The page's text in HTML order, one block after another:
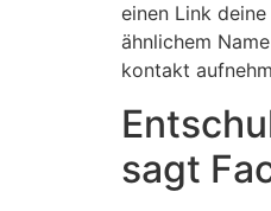
einen Link
ähnlichem
kontakt
sagt